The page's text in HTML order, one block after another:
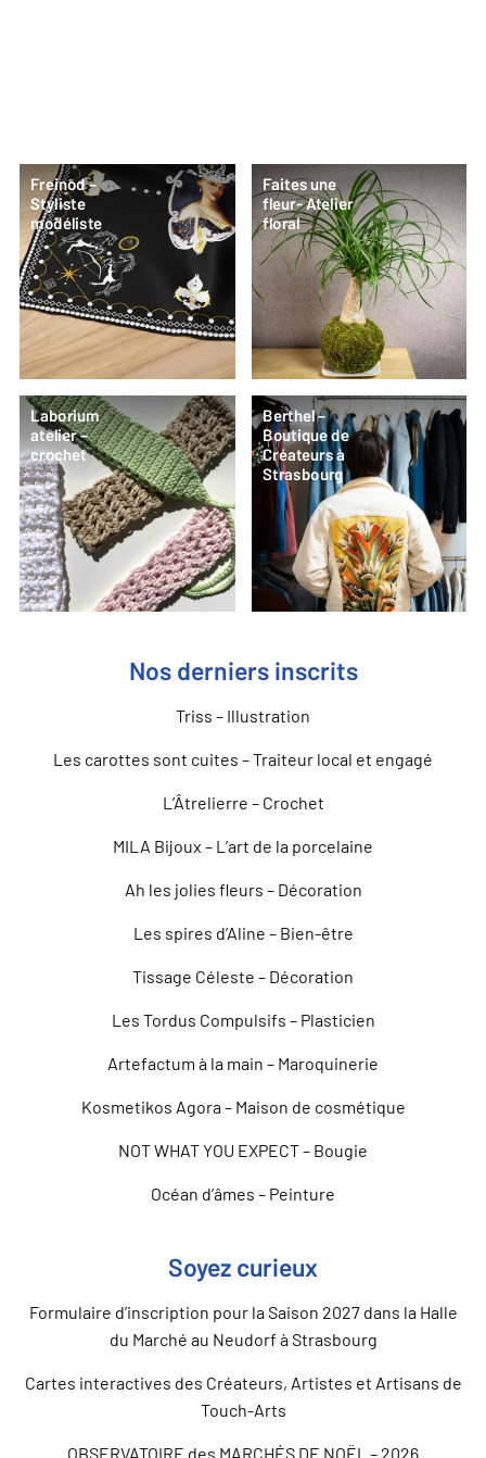
Freinod –
Styliste
modéliste
Faites une
fleur- Atelier
floral
Laborium
atelier –
crochet
Berthel –
Boutique de
Créateurs à
Strasbourg
Nos derniers inscrits
Triss – Illustration
Les carottes sont cuites – Traiteur local et engagé
L’Âtrelierre – Crochet
MILA Bijoux – L’art de la porcelaine
Ah les jolies fleurs – Décoration
Les spires d’Aline – Bien-être
Tissage Céleste – Décoration
Les Tordus Compulsifs – Plasticien
Artefactum à la main – Maroquinerie
Kosmetikos Agora – Maison de cosmétique
NOT WHAT YOU EXPECT – Bougie
Océan d’âmes – Peinture
Soyez curieux
Formulaire d’inscription pour la Saison 2027 dans la Halle
du Marché au Neudorf à Strasbourg
Cartes interactives des Créateurs, Artistes et Artisans de
Touch-Arts
OBSERVATOIRE des MARCHÉS DE NOËL – 2026